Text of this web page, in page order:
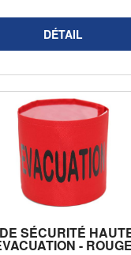
SÉCURITÉ
- ROUGE